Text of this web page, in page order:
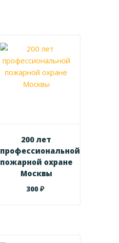
200 лет
профессиональной
пожарной охране
Москвы
300₽